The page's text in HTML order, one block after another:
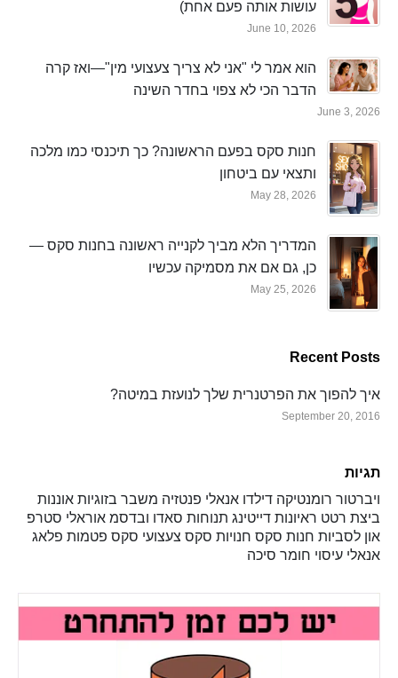
עושות אותה פעם אחת)
June 10, 2026
הוא אמר לי "אני לא צריך צעצועי מין"—ואז קרה
הדבר הכי לא צפוי בחדר השינה
June 3, 2026
חנות סקס בפעם הראשונה? כך תיכנסי כמו מלכה
ותצאי עם ביטחון
May 28, 2026
המדריך הלא מביך לקנייה ראשונה בחנות סקס —
כן, גם אם את מסמיקה עכשיו
May 25, 2026
Recent Posts
איך להפוך את הפרטנרית שלך לנועזת במיטה?
September 20, 2016
תגיות
ויברטור רומנטיקה דילדו אנאלי פנטזיה משבר בזוגיות אוננות
ביצת רטט ראיונות דייטינג תנוחות סאדו ובדסמ אוראלי סטרפ
און לסביות חנות סקס חנויות סקס צעצועי סקס פטמות פלאג
אנאלי עיסוי חומר סיכה